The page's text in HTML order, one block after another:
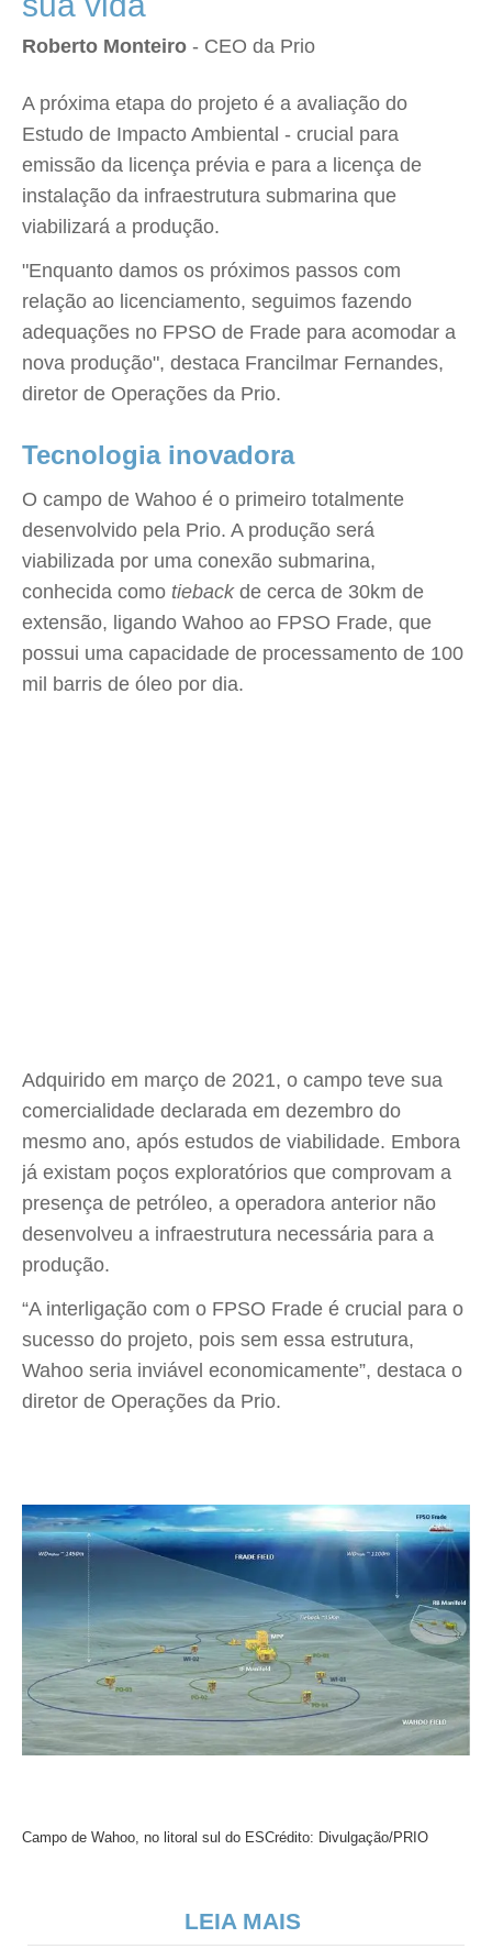
Roberto Monteiro - CEO da Prio
A próxima etapa do projeto é a avaliação do
Estudo de Impacto Ambiental - crucial para
emissão da licença prévia e para a licença de
instalação da infraestrutura submarina que
viabilizará a produção.
"Enquanto damos os próximos passos com
relação ao licenciamento, seguimos fazendo
adequações no FPSO de Frade para acomodar a
nova produção", destaca Francilmar Fernandes,
diretor de Operações da Prio.
Tecnologia inovadora
O campo de Wahoo é o primeiro totalmente
desenvolvido pela Prio. A produção será
viabilizada por uma conexão submarina,
conhecida como tiebackde cerca de 30km de
extensão, ligando Wahoo ao FPSO Frade, que
possui uma capacidade de processamento de 100
mil barris de óleo por dia.
Adquirido em março de 2021, o campo teve sua
comercialidade declarada em dezembro do
mesmo ano, após estudos de viabilidade. Embora
já existam poços exploratórios que comprovam a
presença de petróleo, a operadora anterior não
desenvolveu a infraestrutura necessária para a
produção.
“A interligação com o FPSO Frade é crucial para o
sucesso do projeto, pois sem essa estrutura,
Wahoo seria inviável economicamente”, destaca o
diretor de Operações da Prio.
Campo de Wahoo, no litoral sul do ESCrédito: Divulgação/PRIO
LEIA MAIS